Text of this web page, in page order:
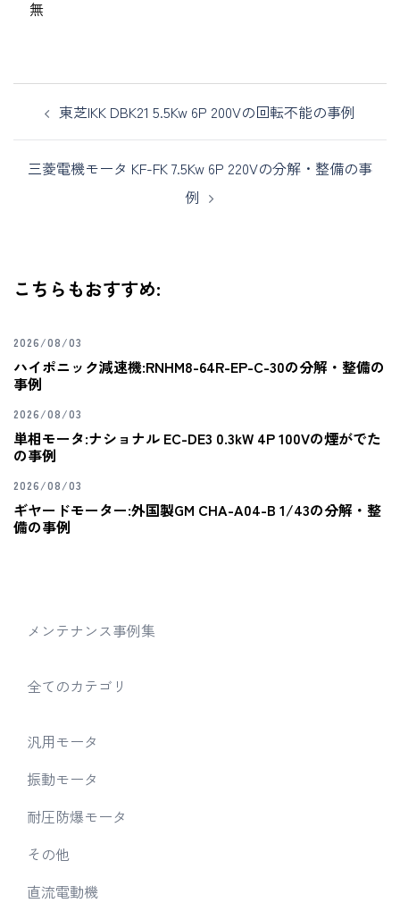
無
東芝IKK DBK21 5.5Kw 6P 200Vの回転不能の事例
三菱電機モータ KF-FK 7.5Kw 6P 220Vの分解・整備の事
例
こちらもおすすめ:
2026/08/03
ハイポニック減速機:RNHM8-64R-EP-C-30の分解・整備の
事例
2026/08/03
単相モータ:ナショナル EC-DE3 0.3kW 4P 100Vの煙がでた
の事例
2026/08/03
ギヤードモーター:外国製GM CHA-A04-B 1/43の分解・整
備の事例
メンテナンス事例集
全てのカテゴリ
汎用モータ
振動モータ
耐圧防爆モータ
その他
直流電動機